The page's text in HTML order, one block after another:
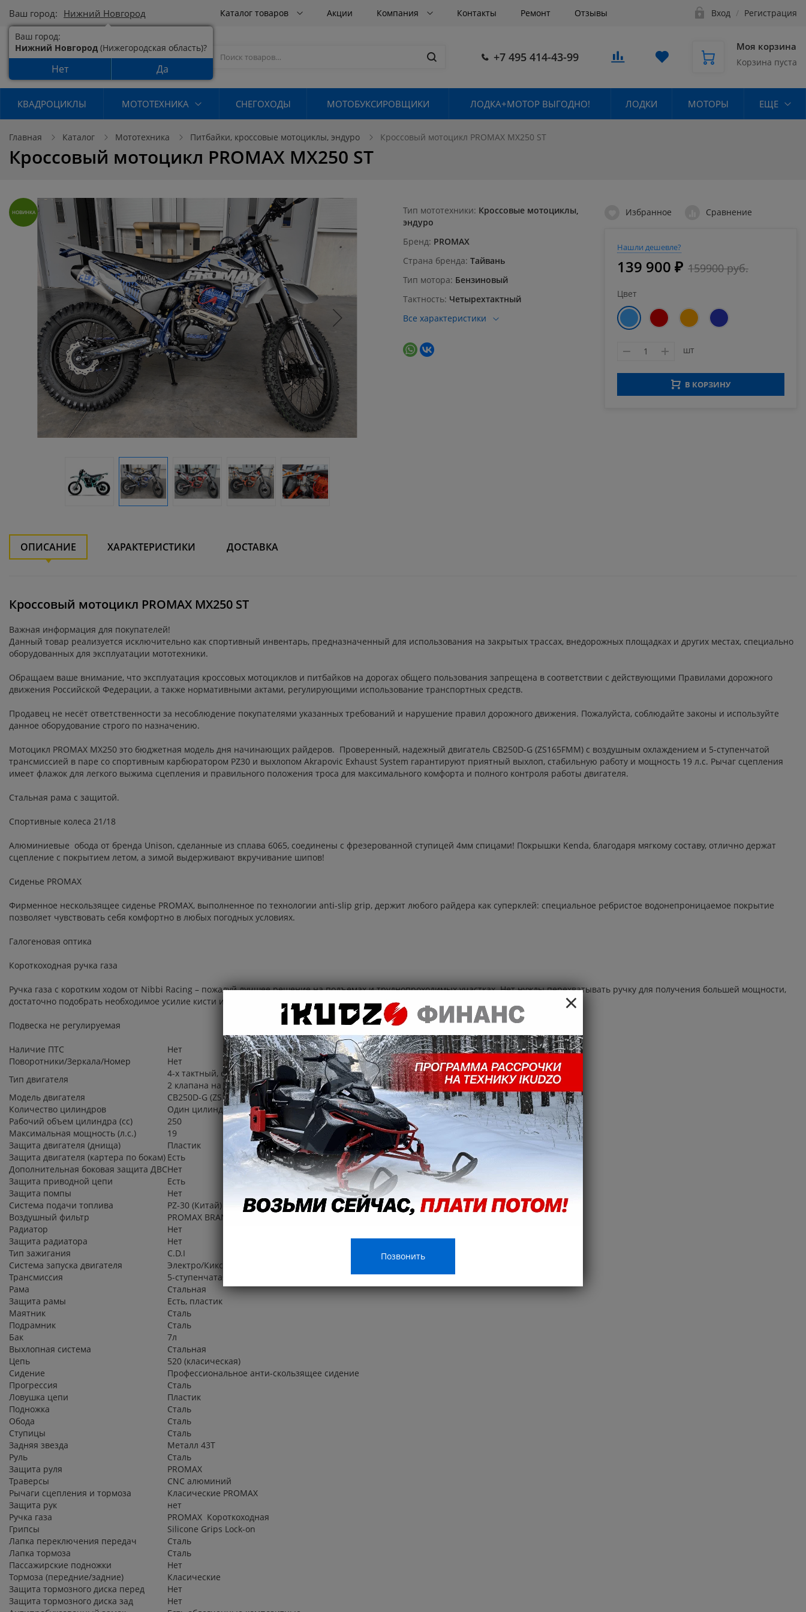
Ваш город: Нижний Новгород
Ваш город:
Нижний Новгород (Нижегородская область)?
Нет Да
Каталог товаров Акции Компания Контакты Ремонт Отзывы Вход / Регистрация
+7 495 414-43-99
Моя корзина
Корзина пуста
КВАДРОЦИКЛЫ МОТОТЕХНИКА СНЕГОХОДЫ МОТОБУКСИРОВЩИКИ ЛОДКА+МОТОР ВЫГОДНО! ЛОДКИ МОТОРЫ ЕЩЕ
Главная Каталог Мототехника Питбайки, кроссовые мотоциклы, эндуро Кроссовый мотоцикл PROMAX MX250 ST
Кроссовый мотоцикл PROMAX MX250 ST
НОВИНКА Тип мототехники Кроссовые мотоциклы,
эндуро
Бренд PROMAX
Страна бренда Тайвань
Тип мотора Бензиновый
Тактность Четырехтактный
Все характеристики
Избранное Сравнение
Нашли дешевле?
139 900 ₽ 159900 руб.
Цвет
шт
В КОРЗИНУ
ОПИСАНИЕ ХАРАКТЕРИСТИКИ ДОСТАВКА
Кроссовый мотоцикл PROMAX MX250 ST
Важная информация для покупателей!
Данный товар реализуется исключительно как спортивный инвентарь, предназначенный для использования на закрытых трассах, внедорожных площадках и других местах, специально
оборудованных для эксплуатации мототехники.
Обращаем ваше внимание, что эксплуатация кроссовых мотоциклов и питбайков на дорогах общего пользования запрещена в соответствии с действующими Правилами дорожного
движения Российской Федерации, а также нормативными актами, регулирующими использование транспортных средств.
Продавец не несёт ответственности за несоблюдение покупателями указанных требований и нарушение правил дорожного движения. Пожалуйста, соблюдайте законы и используйте
данное оборудование строго по назначению.
Мотоцикл PROMAX MX250 это бюджетная модель дня начинающих райдеров. Проверенный, надежный двигатель CB250D-G (ZS165FMM) с воздушным охлаждением и 5-ступенчатой
трансмиссией в паре со спортивным карбюратором PZ30 и выхлопом Akrapovic Exhaust System гарантируют приятный выхлоп, стабильную работу и мощность 19 л.с. Рычаг сцепления
имеет флажок для легкого выжима сцепления и правильного положения троса для максимального комфорта и полного контроля работы двигателя.
Стальная рама с защитой.
Спортивные колеса 21/18
Алюминиевые обода от бренда Unison, сделанные из сплава 6065, соединены с фрезерованной ступицей 4мм спицами! Покрышки Kenda, благодаря мягкому составу, отлично держат
сцепление с покрытием летом, а зимой выдерживают вкручивание шипов!
Сиденье PROMAX
Фирменное нескользящее сиденье PROMAX, выполненное по технологии anti-slip grip, держит любого райдера как суперклей: специальное ребристое водонепроницаемое покрытие
позволяет чувствовать себя комфортно в любых погодных условиях.
Галогеновая оптика
Короткоходная ручка газа
Ручка газа с коротким ходом от Nibbi Racing – пожалуй лучшее решение на подъемах и труднопроходимых участках. Нет нужды перехватывать ручку для получения большей мощности,
достаточно подобрать необходимое усилие кисти и получить результат, оптимальный для стиля езды райдера!
Подвеска не регулируемая
Наличие ПТС
Нет
Поворотники/Зеркала/Номер
Нет
Тип двигателя
4-х тактный, с воздушным охлаждением,
2 клапана на цилиндр
Модель двигателя
CB250D-G (ZS165FMM) , 2 valves
Количество цилиндров
Один цилиндр
Рабочий объем цилиндра (cc)
250
Максимальная мощность (л.с.)
19
Защита двигателя (днища)
Пластик
Защита двигателя (картера по бокам) Есть
Дополнительная боковая защита ДВСНет
Защита приводной цепи
Есть
Защита помпы
Нет
Система подачи топлива
PZ-30 (Китай)
Воздушный фильтр
PROMAX BRAND AIR FILTER
Радиатор
Нет
Защита радиатора
Нет
Тип зажигания
C.D.I
Система запуска двигателя
Электро/Кикстартер
Трансмиссия
5-ступенчатая 1-N-2-3-4-5
Рама
Стальная
Защита рамы
Есть, пластик
Маятник
Сталь
Подрамник
Сталь
Бак
7л
Выхлопная система
Стальная
Цепь
520 (класическая)
Сидение
Профессиональное анти-скользящее сидение
Прогрессия
Сталь
Ловушка цепи
Пластик
Подножка
Сталь
Обода
Сталь
Ступицы
Сталь
Задняя звезда
Металл 43Т
Руль
Сталь
Защита руля
PROMAX
Траверсы
CNC алюминий
Рычаги сцепления и тормоза
Класические PROMAX
Защита рук
нет
Ручка газа
PROMAX Короткоходная
Грипсы
Silicone Grips Lock-on
Лапка переключения передач
Сталь
Лапка тормоза
Сталь
Пассажирские подножки
Нет
Тормоза (передние/задние)
Класические
Защита тормозного диска перед
Нет
Защита тормозного диска зад
Нет
×
Позвонить